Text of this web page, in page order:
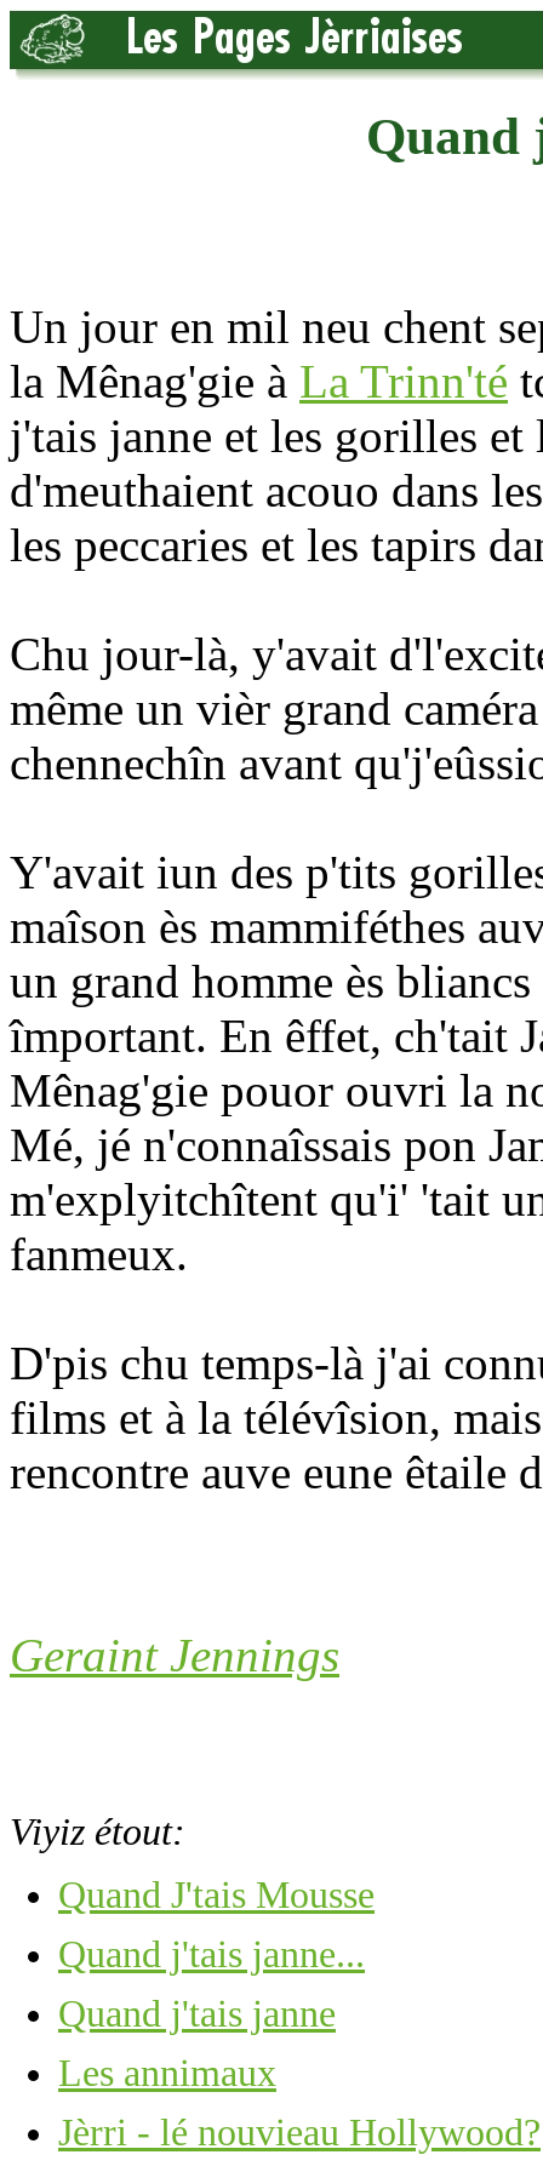
Quand
Un jour en mil neu chent
la Mênag'gie à La Trinn'té
j'tais janne et les gorilles et
d'meuthaient acouo dans
les peccaries et les tapirs
Chu jour-là, y'avait
même un vièr grand
chennechîn avant
Y'avait iun des p'tits
maîson ès mammiféthes
un grand homme ès
împortant. En êffet, ch'tait
Mênag'gie pouor ouvri la
Mé, jé n'connaîssais pon
m'explyitchîtent qu'i' 'tait
fanmeux.
D'pis chu temps-là j'ai
films et à la télévîsion,
rencontre auve eune êtaile
Geraint Jennings
Viyiz étout:
Quand J'tais Mousse
Quand j'tais janne...
Quand j'tais janne
Les annimaux
Jèrri - lé nouvieau Hollywood?